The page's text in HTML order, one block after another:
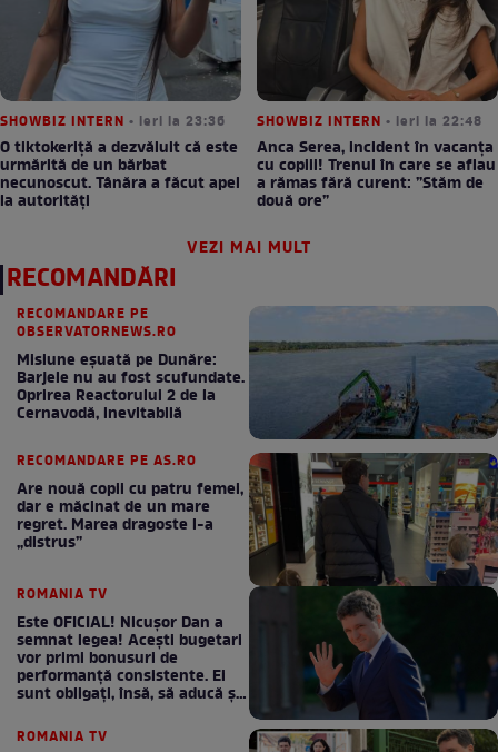
SHOWBIZ INTERN • ieri la 23:36
O tiktokeriță a dezvăluit că este
urmărită de un bărbat
necunoscut. Tânăra a făcut apel
la autorități
SHOWBIZ INTERN • ieri la 22:48
Anca Serea, incident în vacanța
cu copiii! Trenul în care se aflau
a rămas fără curent: ”Stăm de
două ore”
VEZI MAI MULT
RECOMANDĂRI
RECOMANDARE PE
OBSERVATORNEWS.RO
Misiune eșuată pe Dunăre:
Barjele nu au fost scufundate.
Oprirea Reactorului 2 de la
Cernavodă, inevitabilă
RECOMANDARE PE AS.RO
Are nouă copii cu patru femei,
dar e măcinat de un mare
regret. Marea dragoste l-a
„distrus”
ROMANIA TV
Este OFICIAL! Nicușor Dan a
semnat legea! Acești bugetari
vor primi bonusuri de
performanță consistente. Ei
sunt obligați, însă, să aducă și
ROMANIA TV